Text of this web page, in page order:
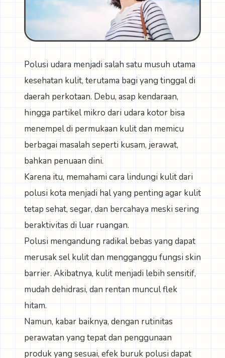
Polusi udara menjadi salah satu musuh utama
kesehatan kulit, terutama bagi yang tinggal di
daerah perkotaan. Debu, asap kendaraan,
hingga partikel mikro dari udara kotor bisa
menempel di permukaan kulit dan memicu
berbagai masalah seperti kusam, jerawat,
bahkan penuaan dini.
Karena itu, memahami cara lindungi kulit dari
polusi kota menjadi hal yang penting agar kulit
tetap sehat, segar, dan bercahaya meski sering
beraktivitas di luar ruangan.
Polusi mengandung radikal bebas yang dapat
merusak sel kulit dan mengganggu fungsi skin
barrier. Akibatnya, kulit menjadi lebih sensitif,
mudah dehidrasi, dan rentan muncul flek
hitam.
Namun, kabar baiknya, dengan rutinitas
perawatan yang tepat dan penggunaan
produk yang sesuai, efek buruk polusi dapat